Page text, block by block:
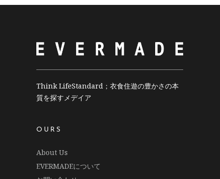
Think LifeStandard；衣食住遊の豊かさの本
質を探すメデイア
OURS
About Us
EVERMADEについて